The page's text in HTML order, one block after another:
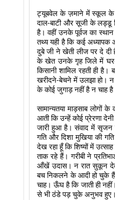
ट्यूबवेल के ज़माने में स्कूल के
दाल-बाटी और सूजी के लड्डू
है। वहीं उनके पूर्वज का
तथ्य यही है कि कई अध्यापक
दुबे जी ने खेती लीज पर दे
के खेत उनके गृह जिले में घर-
किसानी शामिल रहती ही है।
खरीदने-बेचने में उलझा हो। न
के कोई जुगाड़ नहीं है न चाह
सामान्यतया माड़साब लोगों
आती कि उन्हें कोई प्रेरणा
जारी हुआ है। संवाद में सृजन
गति और दिशा मुखिया की
देख रहा हूँ कि शिष्यों में
ताक रहे हैं। गरीबी ने
आँखें उदास। न रात सुकून
बच निकलने के आदी हो चुके
चाह। ऊँघ है कि जाती ही
से भी ठंडे पड़ चुके अनुभव हुए।